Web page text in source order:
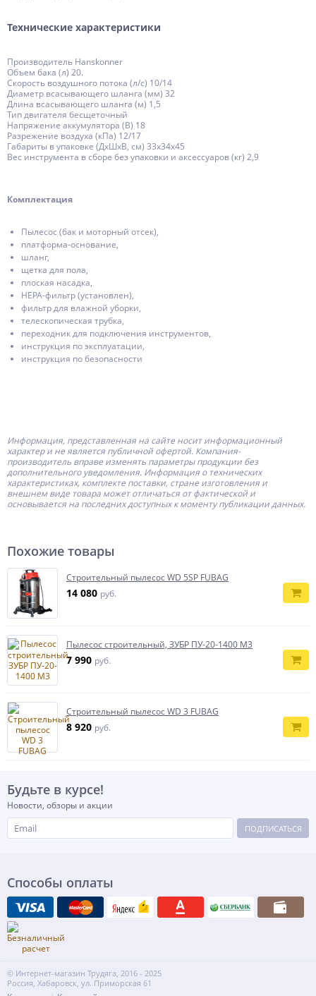
Технические характеристики
Производитель Hanskonner
Объем бака (л) 20.
Скорость воздушного потока (л/с) 10/14
Диаметр всасывающего шланга (мм) 32
Длина всасывающего шланга (м) 1,5
Тип двигателя бесщеточный
Напряжение аккумулятора (В) 18
Разрежение воздуха (кПа) 12/17
Габариты в упаковке (ДхШхВ, см) 33x34x45
Вес инструмента в сборе без упаковки и аксессуаров (кг) 2,9
Комплектация
Пылесос (бак и моторный отсек),
платформа-основание,
шланг,
щетка для пола,
плоская насадка,
НЕРА-фильтр (установлен),
фильтр для влажной уборки,
телескопическая трубка,
переходник для подключения инструментов,
инструкция по эксплуатации,
инструкция по безопасности
Информация, представленная на сайте носит информационный
характер и не является публичной офертой. Компания-
производитель вправе изменять параметры продукции без
дополнительного уведомления. Информация о технических
характеристиках, комплекте поставки, стране изготовления и
внешнем виде товара может отличаться от фактической и
основывается на последних доступных к моменту публикации данных.
Похожие товары
Строительный пылесос WD 5SP FUBAG
14 080 руб.
Пылесос строительный, ЗУБР ПУ-20-1400 М3
7 990 руб.
Строительный пылесос WD 3 FUBAG
8 920 руб.
Будьте в курсе!
Новости, обзоры и акции
ПОДПИСАТЬСЯ
Способы оплаты
© Интернет-магазин Трудяга, 2016 - 2025
Россия, Хабаровск, ул. Приморская 61